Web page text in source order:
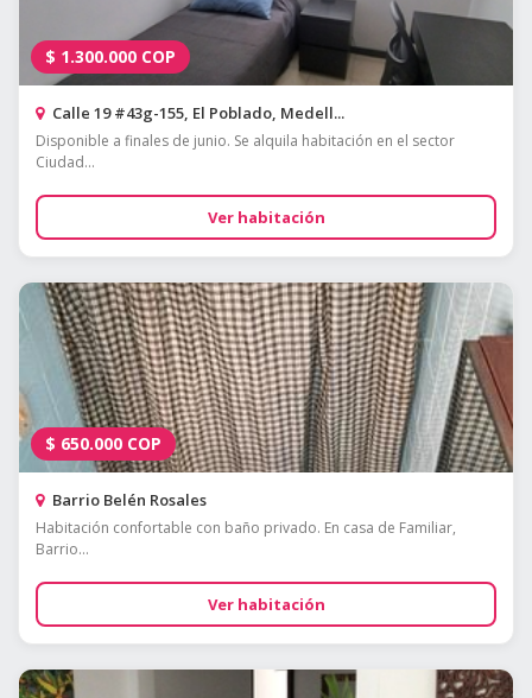
$ 1.300.000 COP
Calle 19 #43g-155, El Poblado, Medell...
Disponible a finales de junio. Se alquila habitación en el sector
Ciudad...
Ver habitación
$ 650.000 COP
Barrio Belén Rosales
Habitación confortable con baño privado. En casa de Familiar,
Barrio...
Ver habitación